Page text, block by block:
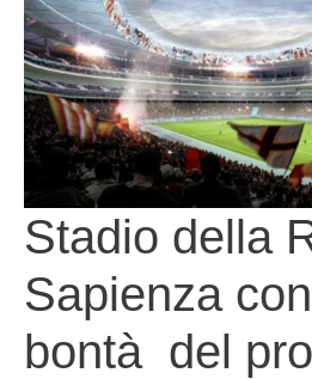
Stadio della
Sapienza
bontà del